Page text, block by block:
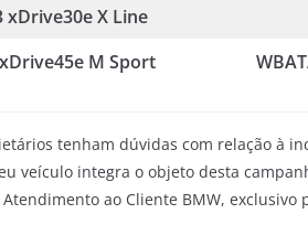
xDrive30e X Line
M Sport
tenham dúvidas com relação à
veículo integra o objeto desta
ao Cliente BMW, exclusivo